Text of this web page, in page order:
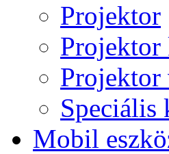
Projektor
Projektor
Projektor
Speciális
Mobil